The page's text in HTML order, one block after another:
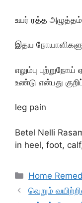
உயர் ரத்த
இதய
எலும்பு
உண்டு என்பது
leg pain
Betel Nelli
in heel, foot,
Categories
Home
வெறும்